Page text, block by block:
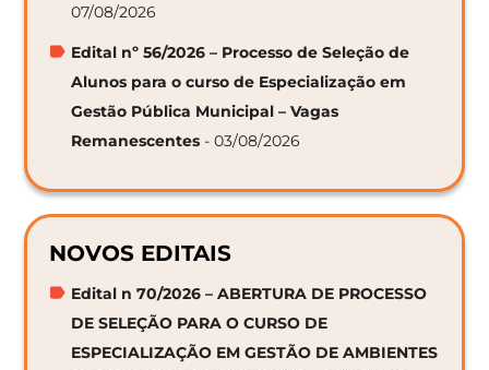
07/08/2026
Edital nº 56/2026 – Processo de Seleção de
Alunos para o curso de Especialização em
Gestão Pública Municipal – Vagas
Remanescentes - 03/08/2026
NOVOS EDITAIS
Edital n 70/2026 – ABERTURA DE PROCESSO
DE SELEÇÃO PARA O CURSO DE
ESPECIALIZAÇÃO EM GESTÃO DE AMBIENTES